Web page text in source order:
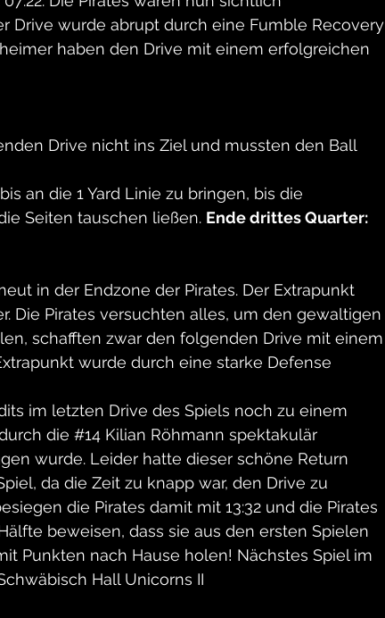
Drive wurde abrupt durch eine Fumble Recovery
haben den Drive mit einem erfolgreichen
Drive nicht ins Ziel und mussten den Ball
an die 1 Yard Linie zu bringen, bis die
Seiten tauschen ließen. Ende drittes Quarter:
in der Endzone der Pirates. Der Extrapunkt
Die Pirates versuchten alles, um den gewaltigen
schafften zwar den folgenden Drive mit einem
wurde durch eine starke Defense
im letzten Drive des Spiels noch zu einem
die #14 Kilian Röhmann spektakulär
wurde. Leider hatte dieser schöne Return
da die Zeit zu knapp war, den Drive zu
die Pirates damit mit 13:32 und die Pirates
beweisen, dass sie aus den ersten Spielen
Punkten nach Hause holen! Nächstes Spiel im
Hall Unicorns II